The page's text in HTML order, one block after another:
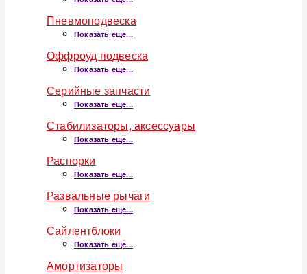
Пневмоподвеска
Показать ещё...
Оффроуд подвеска
Показать ещё...
Серийные запчасти
Показать ещё...
Стабилизаторы, аксессуары
Показать ещё...
Распорки
Показать ещё...
Развальные рычаги
Показать ещё...
Сайлентблоки
Показать ещё...
Амортизаторы